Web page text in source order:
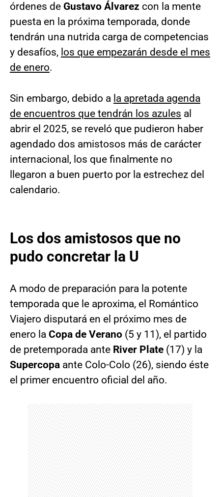
órdenes de Gustavo Álvarez con la mente
puesta en la próxima temporada, donde
tendrán una nutrida carga de competencias
y desafíos, los que empezarán desde el mes
de enero.
Sin embargo, debido a la apretada agenda
de encuentros que tendrán los azules al
abrir el 2025, se reveló que pudieron haber
agendado dos amistosos más de carácter
internacional, los que finalmente no
llegaron a buen puerto por la estrechez del
calendario.
Los dos amistosos que no
pudo concretar la U
A modo de preparación para la potente
temporada que le aproxima, el Romántico
Viajero disputará en el próximo mes de
enero la Copa de Verano (5 y 11), el partido
de pretemporada ante River Plate (17) y la
Supercopa ante Colo-Colo (26), siendo éste
el primer encuentro oficial del año.